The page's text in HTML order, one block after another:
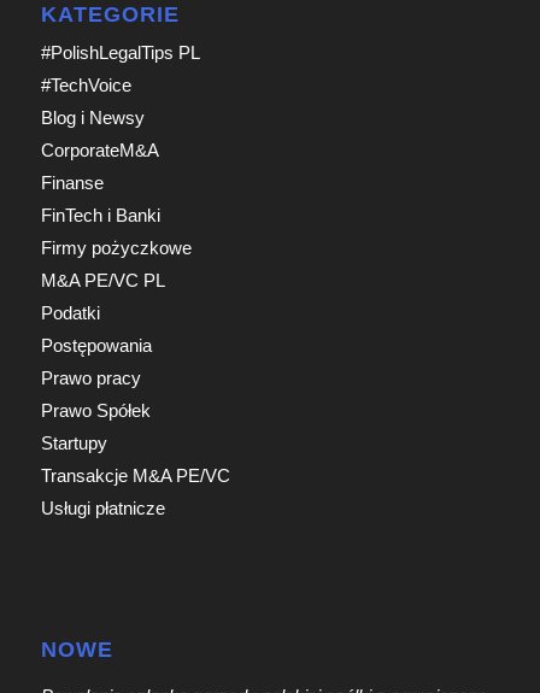
KATEGORIE
#PolishLegalTips PL
#TechVoice
Blog i Newsy
CorporateM&A
Finanse
FinTech i Banki
Firmy pożyczkowe
M&A PE/VC PL
Podatki
Postępowania
Prawo pracy
Prawo Spółek
Startupy
Transakcje M&A PE/VC
Usługi płatnicze
NOWE